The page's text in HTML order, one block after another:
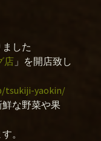
した
店 」を開店致し
tsukiji-yaokin/
な野菜や果
。